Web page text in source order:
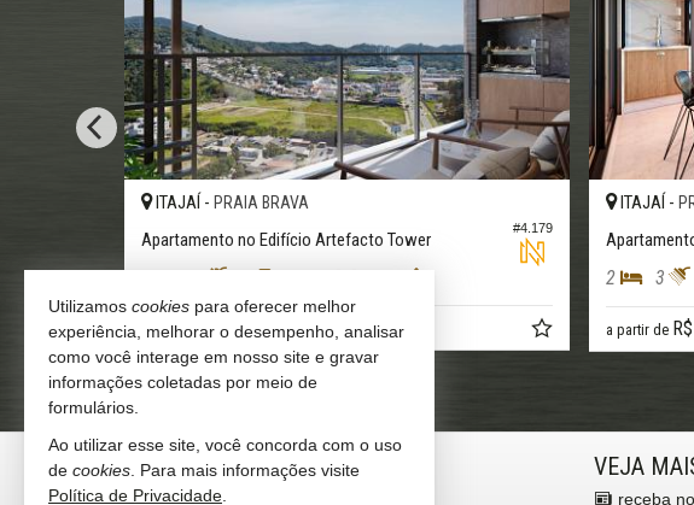
PRAIA BRAVA
Apartamento no Edifício Artefacto Tower
2 1
a partir deR$ 1.375.000, 00
PRAIA BRAVA
Apartamento no Edifício
1 120,
a partir de R$ 1.255.940,00
NEW IMÓVEIS
Rua 1500, 820
VEJA
receba
Utilizamos cookies para oferecer melhor
experiência, melhorar o desempenho, analisar
como você interage em nosso site e gravar
informações coletadas por meio de
formulários.
Ao utilizar esse site, você concorda com o uso
de cookies . Para mais informações visite
Política de Privacidade